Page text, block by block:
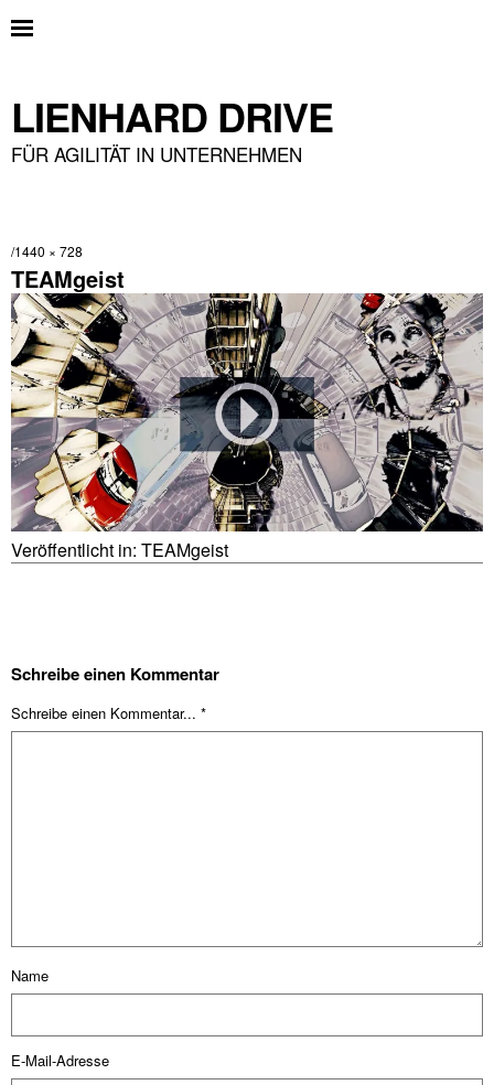
LIENHARD DRIVE
FÜR AGILITÄT IN UNTERNEHMEN
1440 × 728
TEAMgeist
Veröffentlicht in: TEAMgeist
Schreibe einen Kommentar
Schreibe einen Kommentar... *
Name
E-Mail-Adresse